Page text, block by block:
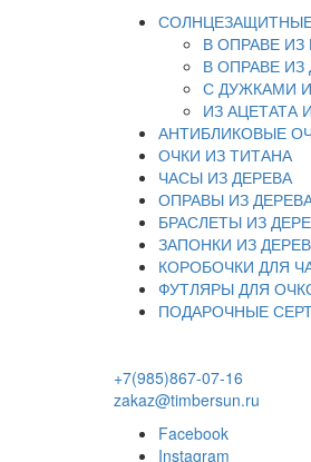
В ОПРАВЕ
В ОПРАВЕ ИЗ
С ДУЖКАМИ
ИЗ АЦЕТАТА
АНТИБЛИКОВЫЕ
ОЧКИ ИЗ ТИТАНА
ЧАСЫ ИЗ ДЕРЕВА
ОПРАВЫ ИЗ
БРАСЛЕТЫ ИЗ
ЗАПОНКИ ИЗ
КОРОБОЧКИ ДЛЯ
ФУТЛЯРЫ ДЛЯ
ПОДАРОЧНЫЕ
+7(985)867-07-16
zakaz@timbersun.ru
Facebook
Instagram